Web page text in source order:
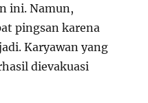
ini. Namun,
pingsan karena
Karyawan yang
dievakuasi